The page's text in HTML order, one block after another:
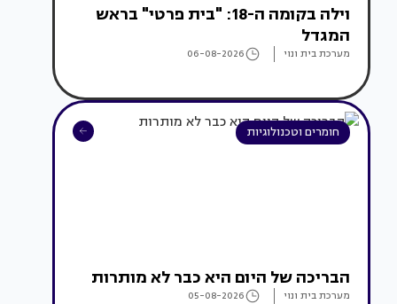
וילה בקומה ה-18: "בית פרטי" בראש
המגדל
מערכת בית ונוי 06-08-2026
חומרים וטכנולוגיות
הבריכה של היום היא כבר לא מותרות
מערכת בית ונוי 05-08-2026